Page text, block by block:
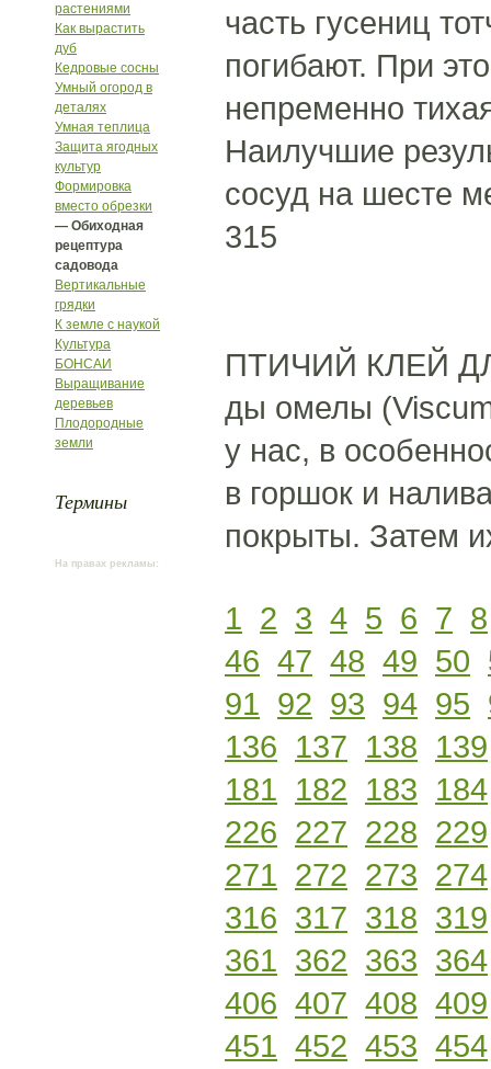
растениями
Как вырастить
дуб
Кедровые сосны
Умный огород в
деталях
Умная теплица
Защита ягодных
культур
Формировка
вместо обрезки
— Обиходная
рецептура
садовода
Вертикальные
грядки
К земле с наукой
Культура
БОНСАИ
Выращивание
деревьев
Плодородные
земли
Термины
На правах рекламы:
часть гусениц
погибают. При
непременно
Наилучшие
сосуд на шесте
315
ПТИЧИЙ КЛЕЙ
ды омелы
у нас, в
в горшок и
покрыты. Затем
1 2 3 4 5 6 7 8
46 47 48 49 50
91 92 93 94 95
136 137 138 139
181 182 183 184
226 227 228 229
271 272 273 274
316 317 318 319
361 362 363 364
406 407 408 409
451 452 453 454